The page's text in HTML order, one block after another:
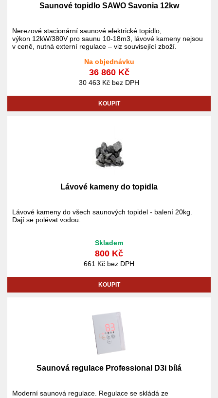
Saunové topidlo SAWO Savonia 12kw
Nerezové stacionární saunové elektrické topidlo,
výkon 12kW/380V pro saunu 10-18m3, lávové kameny nejsou
v ceně, nutná externí regulace – viz související zboží.
Na objednávku
36 860 Kč
30 463 Kč bez DPH
KOUPIT
Lávové kameny do topidla
Lávové kameny do všech saunových topidel - balení 20kg.
Dají se polévat vodou.
Skladem
800 Kč
661 Kč bez DPH
KOUPIT
Saunová regulace Professional D3i bílá
Moderní saunová regulace. Regulace se skládá ze